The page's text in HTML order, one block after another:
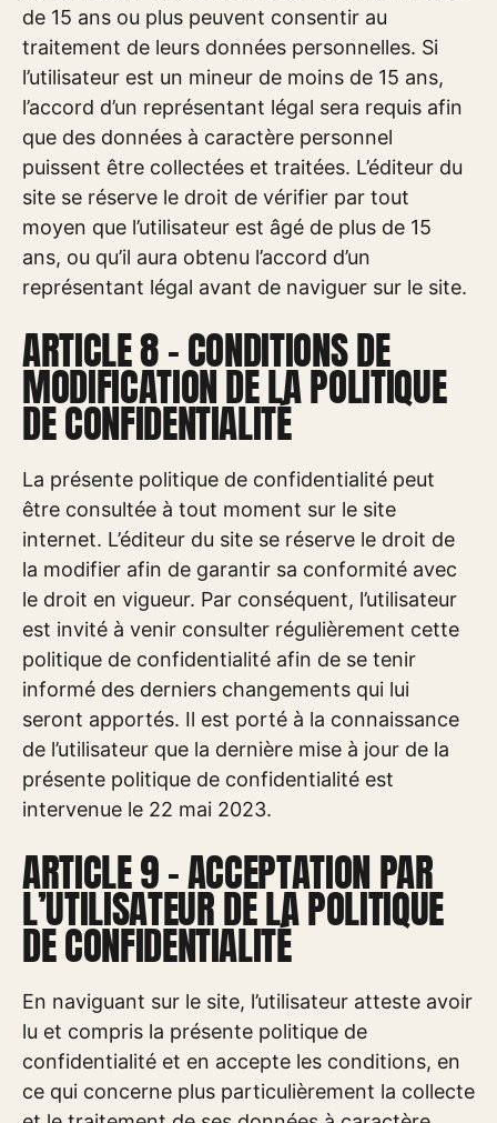
de 15 ans ou plus peuvent consentir au
traitement de leurs données personnelles. Si
l’utilisateur est un mineur de moins de 15 ans,
l’accord d’un représentant légal sera requis afin
que des données à caractère personnel
puissent être collectées et traitées. L’éditeur du
site se réserve le droit de vérifier par tout
moyen que l’utilisateur est âgé de plus de 15
ans, ou qu’il aura obtenu l’accord d’un
représentant légal avant de naviguer sur le site.
ARTICLE 8 – CONDITIONS DE
MODIFICATION DE LA POLITIQUE
DE CONFIDENTIALITÉ
La présente politique de confidentialité peut
être consultée à tout moment sur le site
internet. L’éditeur du site se réserve le droit de
la modifier afin de garantir sa conformité avec
le droit en vigueur. Par conséquent, l’utilisateur
est invité à venir consulter régulièrement cette
politique de confidentialité afin de se tenir
informé des derniers changements qui lui
seront apportés. Il est porté à la connaissance
de l’utilisateur que la dernière mise à jour de la
présente politique de confidentialité est
intervenue le 22 mai 2023.
ARTICLE 9 – ACCEPTATION PAR
L’UTILISATEUR DE LA POLITIQUE
DE CONFIDENTIALITÉ
En naviguant sur le site, l’utilisateur atteste avoir
lu et compris la présente politique de
confidentialité et en accepte les conditions, en
ce qui concerne plus particulièrement la collecte